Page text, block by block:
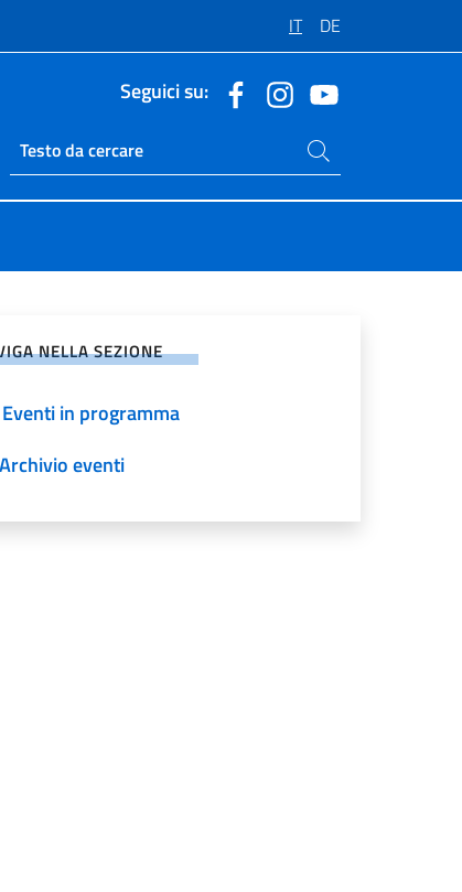
IT DE
Seguici su:
Ricerca sito live
Cerca nel sito
NELLA SEZIONE
Eventi in programma
Archivio eventi